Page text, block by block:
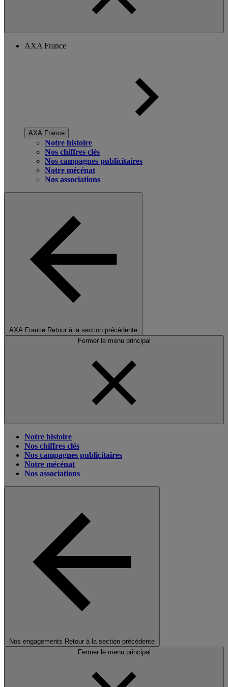
AXA France
AXA France
Notre histoire
Nos chiffres clés
Nos campagnes publicitaires
Notre mécénat
Nos associations
AXA France Retour à la section précédente
Fermer le menu principal
Notre histoire
Nos chiffres clés
Nos campagnes publicitaires
Notre mécénat
Nos associations
Nos engagements Retour à la section précédente
Fermer le menu principal